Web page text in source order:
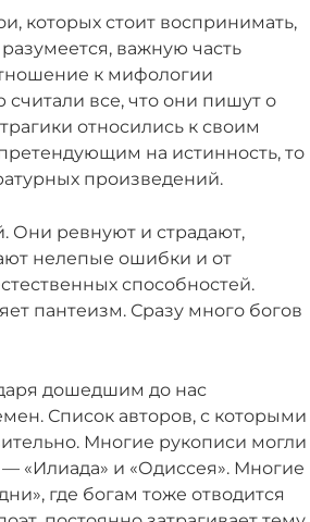
которых стоит воспринимать,
важную часть
к мифологии
все, что они пишут о
относились к своим
на истинность, то
произведений.
Они ревнуют и страдают,
нелепые ошибки и от
способностей.
пантеизм. Сразу много богов
дошедшим до нас
Список авторов, с которыми
Многие рукописи могли
«Илиада» и «Одиссея». Многие
где богам тоже отводится